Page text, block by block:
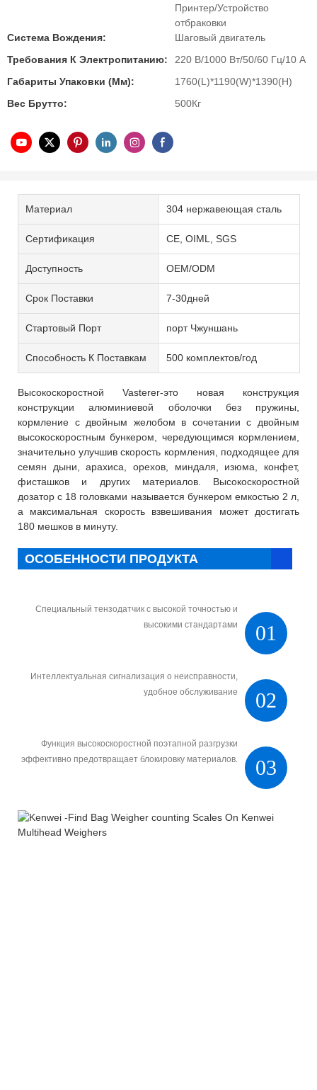
Принтер/Устройство
отбраковки
Система Вождения:
Шаговый двигатель
Требования К Электропитанию:
220 В/1000 Вт/50/60 Гц/10 А
Габариты Упаковки (мм):
1760(L)*1190(W)*1390(H)
Вес Брутто:
500Кг
Материал 304 нержавеющая сталь
Сертификация CE, OIML, SGS
Доступность OEM/ODM
Срок Поставки 7-30дней
Стартовый Порт порт Чжуншань
Способность К Поставкам 500 комплектов/год
Высокоскоростной Vasterer-это новая конструкция
конструкции алюминиевой оболочки без пружины,
кормление с двойным желобом в сочетании с двойным
высокоскоростным бункером, чередующимся кормлением,
значительно улучшив скорость кормления, подходящее для
семян дыни, арахиса, орехов, миндаля, изюма, конфет,
фисташков и других материалов. Высокоскоростной
дозатор с 18 головками называется бункером емкостью 2 л,
а максимальная скорость взвешивания может достигать
180 мешков в минуту.
ОСОБЕННОСТИ ПРОДУКТА
01
Специальный тензодатчик с высокой точностью и
высокими стандартами
02
Интеллектуальная сигнализация о неисправности,
удобное обслуживание
03
Функция высокоскоростной поэтапной разгрузки
эффективно предотвращает блокировку материалов.